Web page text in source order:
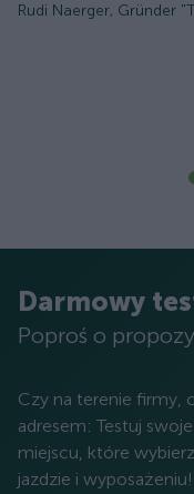
Rudi Naerger, Gründer
Darmowy
Poproś o
Czy na terenie firmy,
adresem: Testuj
miejscu, które
jazdzie i